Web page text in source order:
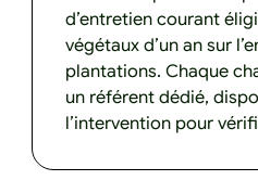
d’entretien courant
végétaux d’un an sur
plantations. Chaque
un référent dédié,
l’intervention pour